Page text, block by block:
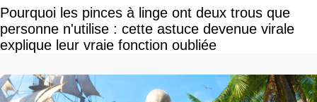
Pourquoi les pinces à linge ont deux trous que
personne n'utilise : cette astuce devenue virale
explique leur vraie fonction oubliée